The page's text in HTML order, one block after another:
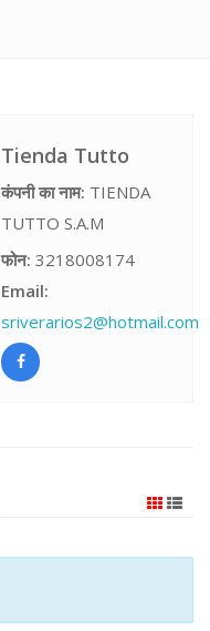
Tienda Tutto
कंपनी का नाम: TIENDA
TUTTO S.A.M
फोन: 3218008174
Email:
sriverarios2@hotmail.com